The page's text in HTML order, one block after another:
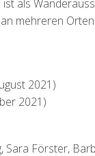
als
mehreren
2021)
2021)
Förster,